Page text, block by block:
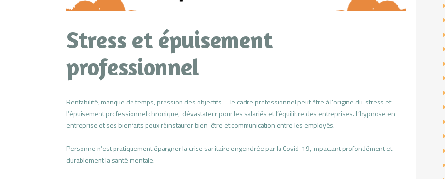
Stress et épuisement
professionnel
Rentabilité, manque de temps, pression des objectifs … le cadre professionnel peut être à l’origine du stress et
l’épuisement professionnel chronique, dévastateur pour les salariés et l’équilibre des entreprises. L’hypnose en
entreprise et ses bienfaits peux réinstaurer bien-être et communication entre les employés.
Personne n’est pratiquement épargner la crise sanitaire engendrée par la Covid-19, impactant profondément et
durablement la santé mentale.